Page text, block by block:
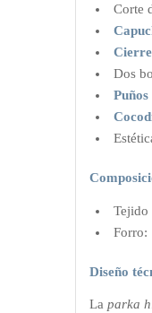
Corte
Dos
Tejido
Forro:
Diseño
Laparka